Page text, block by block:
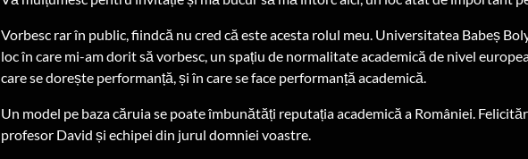
Vorbesc rar în public, fiindcă nu cred că este acesta rolul meu. Universitatea Babeș
loc în care mi-am dorit să vorbesc, un spațiu de normalitate academică de nivel
care se dorește performanță, și în care se face performanță academică.
Un model pe baza căruia se poate îmbunătăți reputația academică a României.
profesor David și echipei din jurul domniei voastre.